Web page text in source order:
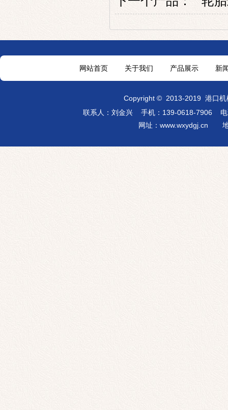
网站首页 关于我们 产品展示 新
Copyright© 2013-2019 港口机
联系人：刘金兴 手机：139-0618-7906 电
网址： www.wxydgj.cn 地